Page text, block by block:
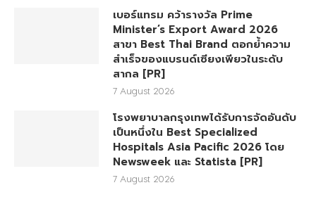
เบอร์แทรม คว้ารางวัล Prime
Minister’s Export Award 2026
สาขา Best Thai Brand ตอกย้ำความ
สำเร็จของแบรนด์เซียงเพียวในระดับ
สากล [PR]
7 August 2026
โรงพยาบาลกรุงเทพได้รับการจัดอันดับ
เป็นหนึ่งใน Best Specialized
Hospitals Asia Pacific 2026 โดย
Newsweek และ Statista [PR]
7 August 2026